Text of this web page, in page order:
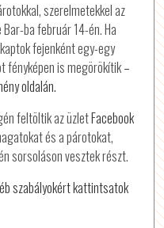
szerelmetekkel az
ba február 14-én. Ha
fejenként egy-egy
fényképen is megörökítik–
oldalán.
feltöltik az üzletFacebook
és a párotokat,
sorsoláson vesztek részt.
szabályokért kattintsatok